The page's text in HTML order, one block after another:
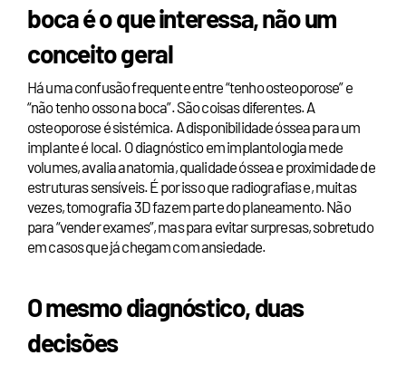
boca é o que interessa, não um
conceito geral
Há uma confusão frequente entre “tenho osteoporose” e
“não tenho osso na boca”. São coisas diferentes. A
osteoporose é sistémica. A disponibilidade óssea para um
implante é local. O diagnóstico em implantologia mede
volumes, avalia anatomia, qualidade óssea e proximidade de
estruturas sensíveis. É por isso que radiografias e, muitas
vezes, tomografia 3D fazem parte do planeamento. Não
para “vender exames”, mas para evitar surpresas, sobretudo
em casos que já chegam com ansiedade.
O mesmo diagnóstico, duas
decisões